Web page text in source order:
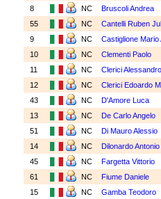
8
NC Bruscoli Andrea
55
NC Cantelli Ruben
9
NC Castiglione Mario
10
NC Clementi Paolo
11
NC Clerici
12
NC Clerici Edoardo
43
NC D'Amore Luca
13
NC De Carlo Angelo
51
NC Di Mauro Alessio
14
NC Dilonardo Antonio
45
NC Fargetta Vittorio
61
NC Fiume Daniele
15
NC Gamba Teodoro